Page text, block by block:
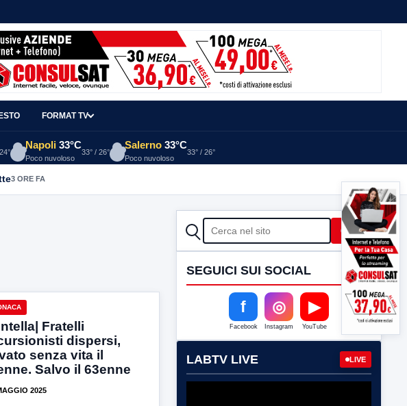
FORMAT TV
Napoli 33°C
Poco nuvoloso
33° / 26°
Salerno 33°C
Poco nuvoloso
33° / 26°
3 ORE FA
Fratelli
dispersi,
senza vita il
Salvo il 63enne
2025
CERCA Cerca
SEGUICI SUI SOCIAL
f
Facebook
◎
Instagram
▶
YouTube
LABTV LIVE LIVE